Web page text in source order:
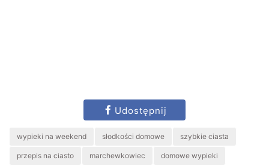
Udostępnij
wypieki na weekend słodkości domowe szybkie ciasta
przepis na ciasto marchewkowiec domowe wypieki